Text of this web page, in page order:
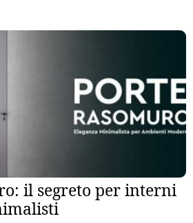
il segreto per interni